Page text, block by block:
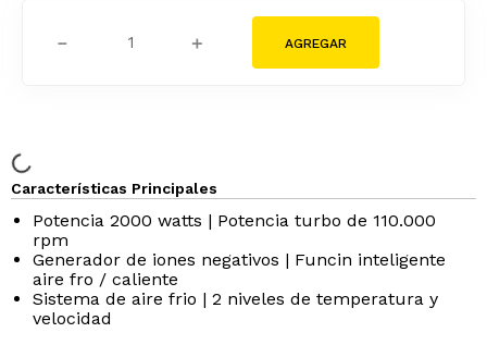
＋
－
Características Principales
Potencia 2000 watts | Potencia turbo de 110.000
rpm
Generador de iones negativos | Funcin inteligente
aire fr­o / caliente
Sistema de aire frio | 2 niveles de temperatura y
velocidad